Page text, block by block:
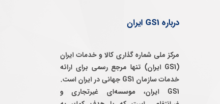
درباره GS1 ایران
مرکز ملی شماره گذاری کالا و خدمات ایران
(GS1 ایران) تنها مرجع رسمی برای ارائه
خدمات سازمان GS1 جهانی در ایران است.
GS1 ایران، موسسه‌ای غيرتجاری و